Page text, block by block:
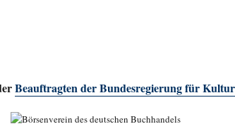
Beauftragten der Bundesregierung für